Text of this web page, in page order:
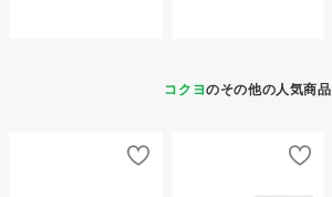
コクヨのその他の人気商品